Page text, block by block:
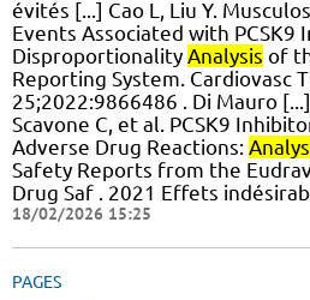
évités [...] Cao L, Liu Y.
Events Associated with PCSK9
Disproportionality Analysis of
Reporting System. Cardiovasc
25;2022:9866486 . Di Mauro
Scavone C, et al. PCSK9
Adverse Drug Reactions:
Safety Reports from the
Drug Saf . 2021 Effets
18/02/2026 15:25
PAGES